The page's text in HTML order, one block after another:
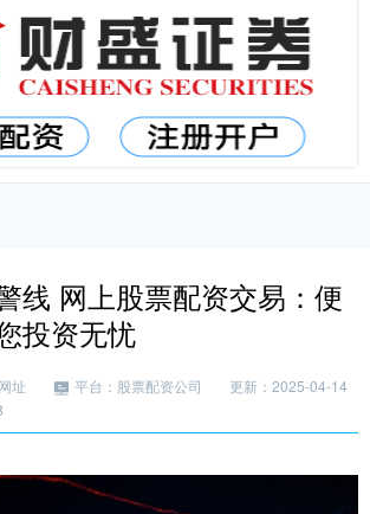
线 网上股票配资交易：便
投资无忧
址 平台：股票配资公司
更新：2025-04-14